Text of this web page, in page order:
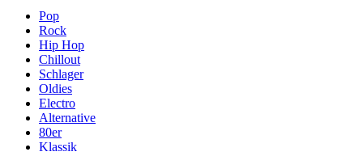
Pop
Rock
Hip Hop
Chillout
Schlager
Oldies
Electro
Alternative
80er
Klassik